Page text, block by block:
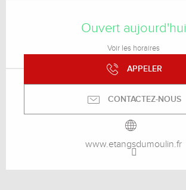
Ouvert aujourd'hui
Voir les horaires
APPELER
CONTACTEZ-NOUS
www.etangsdumoulin.fr